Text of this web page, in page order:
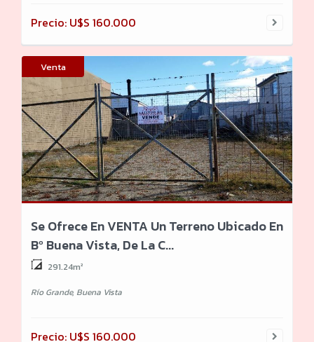
Precio: U$S 160.000
Venta
Se Ofrece En VENTA Un Terreno Ubicado En
Bº Buena Vista, De La C...
291.24m²
Río Grande, Buena Vista
Precio: U$S 160.000